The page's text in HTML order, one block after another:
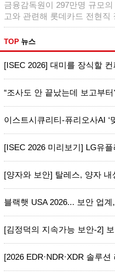
금융감독원이 297만명 규모
고와 관련해 롯데카드 전현직
TOP 뉴스
[ISEC 2026] 대미를 장식할
“조사도 안 끝났는데 보고부
이스트시큐리티-퓨리오사AI ‘
[ISEC 2026 미리보기] LG유
[양자와 보안] 탈레스, 양자 내
블랙햇 USA 2026... 보안 업계
[김정덕의 지속가능 보안-2]
[2026 EDR·NDR·XDR 솔루